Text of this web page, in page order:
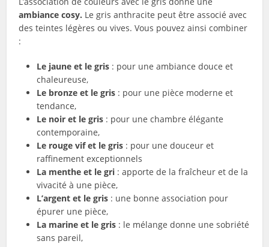
ambiance cosy. Le gris anthracite peut être associé avec
des teintes légères ou vives. Vous pouvez ainsi combiner
:
Le jaune et le gris : pour une ambiance douce et
chaleureuse,
Le bronze et le gris : pour une pièce moderne et
tendance,
Le noir et le gris : pour une chambre élégante
contemporaine,
Le rouge vif et le gris : pour une douceur et
raffinement exceptionnels
La menthe et le gri : apporte de la fraîcheur et de la
vivacité à une pièce,
L’argent et le gris : une bonne association pour
épurer une pièce,
La marine et le gris : le mélange donne une sobriété
sans pareil,